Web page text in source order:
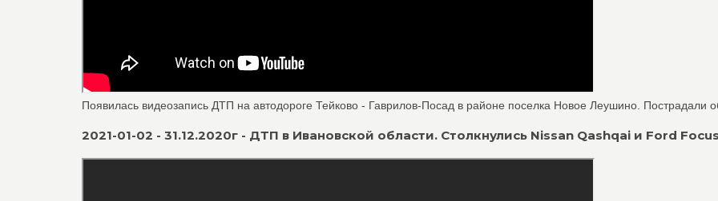
Появилась видеозапись ДТП на автодороге Тейково - Гаврилов-Посад в районе поселка Новое Леушино. Пострадали
2021-01-02 - 31.12.2020г - ДТП в Ивановской области. Столкнулись Nissan Qashqai и Ford